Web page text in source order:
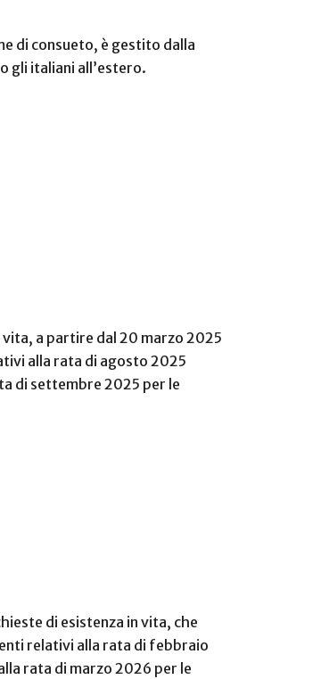
di consueto, è gestito dalla
gli italiani all’estero.
a partire dal 20 marzo 2025
alla rata di agosto 2025
di settembre 2025 per le
di esistenza in vita, che
relativi alla rata di febbraio
rata di marzo 2026 per le